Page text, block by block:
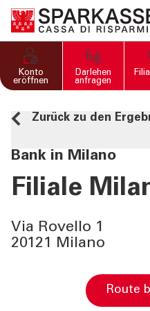
PRIVATKUNDEN UND
FAMILIEN
GESCHÄFTSKUNDEN
DIENSTLEISTUNGEN
PRIVATKUNDEN
DIENSTLEISTUNGEN
GESCHÄFTSKUNDEN
MEHR ALS BANK
Konto
eröffnen
Darlehen
anfragen
Zurück zu den
Bank in Milano
Filiale
Via Rovello 1
20121 Milano
Route